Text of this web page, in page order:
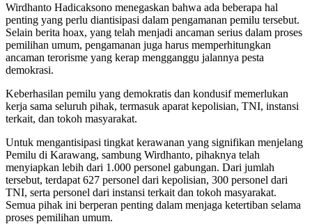
Wirdhanto Hadicaksono menegaskan bahwa ada beberapa hal
penting yang perlu diantisipasi dalam pengamanan pemilu tersebut.
Selain berita hoax, yang telah menjadi ancaman serius dalam proses
pemilihan umum, pengamanan juga harus memperhitungkan
ancaman terorisme yang kerap mengganggu jalannya pesta
demokrasi.
Keberhasilan pemilu yang demokratis dan kondusif memerlukan
kerja sama seluruh pihak, termasuk aparat kepolisian, TNI, instansi
terkait, dan tokoh masyarakat.
Untuk mengantisipasi tingkat kerawanan yang signifikan menjelang
Pemilu di Karawang, sambung Wirdhanto, pihaknya telah
menyiapkan lebih dari 1.000 personel gabungan. Dari jumlah
tersebut, terdapat 627 personel dari kepolisian, 300 personel dari
TNI, serta personel dari instansi terkait dan tokoh masyarakat.
Semua pihak ini berperan penting dalam menjaga ketertiban selama
proses pemilihan umum.